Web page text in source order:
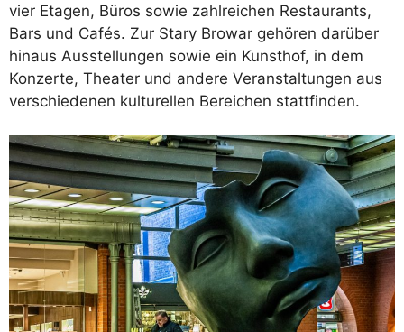
vier Etagen, Büros sowie zahlreichen Restaurants,
Bars und Cafés. Zur Stary Browar gehören darüber
hinaus Ausstellungen sowie ein Kunsthof, in dem
Konzerte, Theater und andere Veranstaltungen aus
verschiedenen kulturellen Bereichen stattfinden.